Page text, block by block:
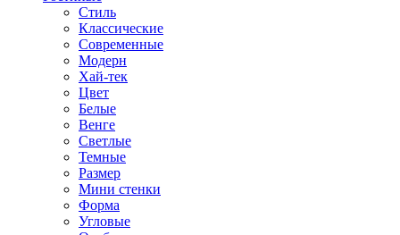
Стиль
Классические
Современные
Модерн
Хай-тек
Цвет
Белые
Венге
Светлые
Темные
Размер
Мини стенки
Форма
Угловые